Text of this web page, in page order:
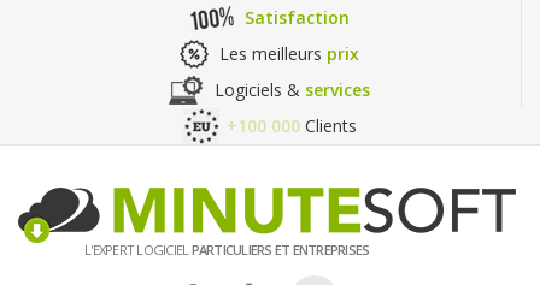
Satisfaction
Les meilleurs prix
Logiciels & services
+100 000 Clients
L'EXPERT LOGICIELPARTICULIERS ET ENTREPRISES